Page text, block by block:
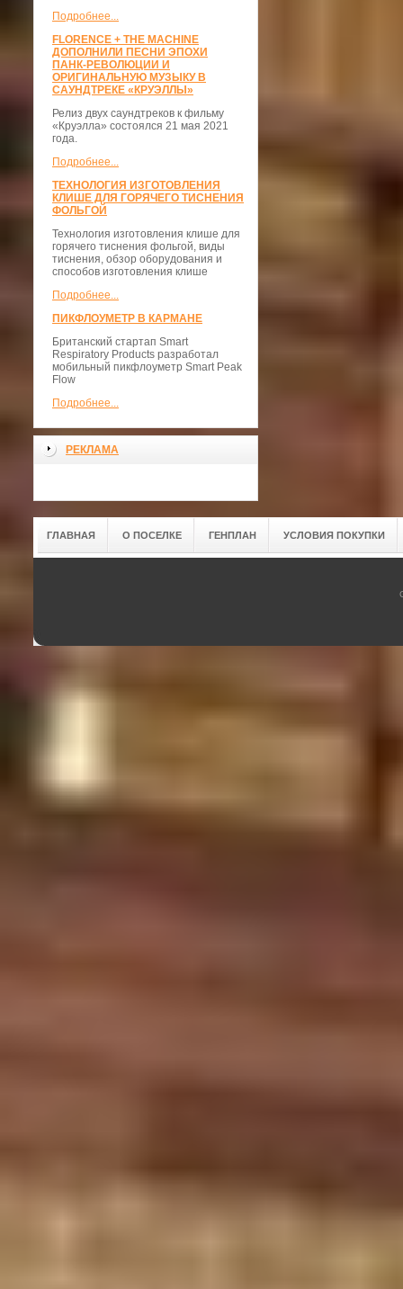
Подробнее...
FLORENCE + THE MACHINE
ДОПОЛНИЛИ ПЕСНИ ЭПОХИ
ПАНК-РЕВОЛЮЦИИ И
ОРИГИНАЛЬНУЮ МУЗЫКУ В
САУНДТРЕКЕ «КРУЭЛЛЫ»
Релиз двух саундтреков к фильму
«Круэлла» состоялся 21 мая 2021
года.
Подробнее...
ТЕХНОЛОГИЯ ИЗГОТОВЛЕНИЯ
КЛИШЕ ДЛЯ ГОРЯЧЕГО ТИСНЕНИЯ
ФОЛЬГОЙ
Технология изготовления клише для
горячего тиснения фольгой, виды
тиснения, обзор оборудования и
способов изготовления клише
Подробнее...
ПИКФЛОУМЕТР В КАРМАНЕ
Британский стартап Smart
Respiratory Products разработал
мобильный пикфлоуметр Smart Peak
Flow
Подробнее...
РЕКЛАМА
ГЛАВНАЯ О ПОСЕЛКЕ ГЕНПЛАН УСЛОВИЯ ПОКУПКИ